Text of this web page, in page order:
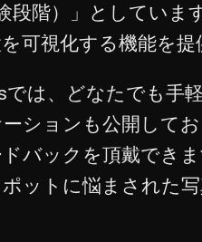
段階）」としてい
可視化する機能を提
では、どなたでも手
ションも公開して
バックを頂戴でき
ットに悩まされた